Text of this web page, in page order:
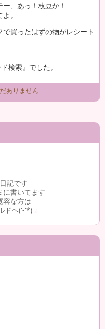
、あっ！枝豆か！
。
買ったはずの物がレシート
検索』でした。
ありません
記です
に書いてます
容な方は
ドヘ('-'*)